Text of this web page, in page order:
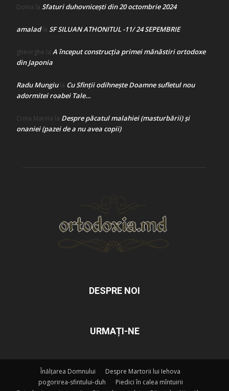
Doina la Sfaturi duhovnicești din 20 octombrie 2024
amaladla SF SILUAN ATHONITUL -11/ 24 SEPEMBRIE
gheorghe la A început construcţia primei mănăstiri ortodoxe
din Japonia
Radu Mungiula Cu Sfinții odihnește Doamne sufletul nou
adormitei roabei Tale…
Crina Marina la Despre păcatul malahiei (masturbării) şi
onaniei (pazei de a nu avea copii)
DESPRE NOI
URMAȚI-NE
Înălțarea Domnului
Despre Martorii lui Iehova
pogorirea-sfintului-duh
Piedici în calea mîntuirii